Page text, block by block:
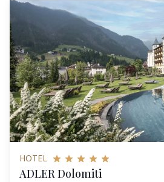
HOTEL
ADLER Dolomiti